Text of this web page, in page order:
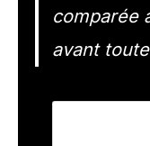
comparée
avant